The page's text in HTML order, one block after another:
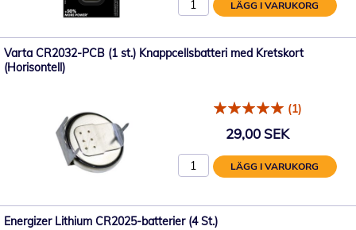
LÄGG I VARUKORG
Varta CR2032-PCB (1 st.) Knappcellsbatteri med Kretskort
(Horisontell)
(1)
29,00 SEK
LÄGG I VARUKORG
Energizer Lithium CR2025-batterier (4 St.)